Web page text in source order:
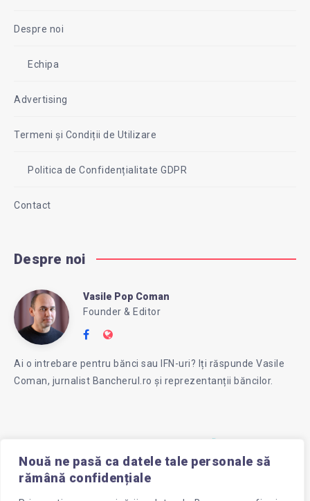
Nouă ne pasă ca datele tale personale să
rămână confidențiale
Despre noi
Echipa
Advertising
Termeni și Condiții de Utilizare
Politica de Confidențialitate GDPR
Contact
Despre noi
Vasile
Pop
Vasile Pop Coman
Founder & Editor
Follow
on
Website:
Ai o intrebare pentru bănci sau IFN-uri? Iți răspunde Vasile
Coman, jurnalist Bancherul.ro și reprezentanții băncilor.